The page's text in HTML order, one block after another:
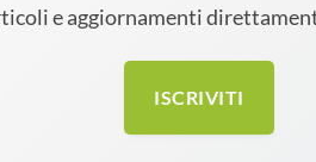
e aggiornamenti
ISCRIVITI